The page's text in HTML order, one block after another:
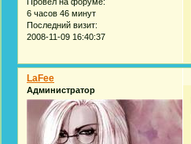
6 часов 46 минут
Последний визит:
2008-11-09 16:40:37
LaFee
Администратор